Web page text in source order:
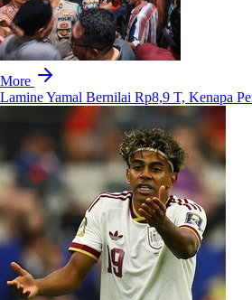
More
Lamine Yamal Bernilai Rp8,9 T, Kenapa